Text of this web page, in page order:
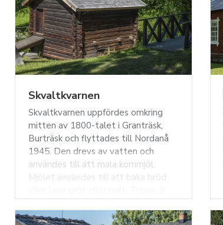
vintrarna. Huset köptes senare av
patron Johan Markstedt som gjorde
om det till sommarbostad och lade
ner mycket pengar på att utsmycka
och inreda huset.
Skvaltkvarnen
Skvaltkvarnen uppfördes omkring
mitten av 1800-talet i Granträsk,
Burträsk och flyttades till Nordanå
1945. Den drevs av vatten och
användes till att mala kornmjöl.
Mjölet användes till att baka bröd
fungerar som en större vattendriven